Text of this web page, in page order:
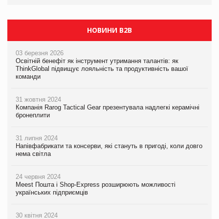
НОВИНИ B2B
03 березня 2026
Освітній бенефіт як інструмент утримання талантів: як
ThinkGlobal підвищує лояльність та продуктивність вашої
команди
31 жовтня 2024
Компанія Rarog Tactical Gear презентувала надлегкі керамічні
бронеплити
31 липня 2024
Напівфабрикати та консерви, які стануть в пригоді, коли довго
нема світла
24 червня 2024
Meest Пошта і Shop-Express розширюють можливості
українських підприємців
30 квітня 2024